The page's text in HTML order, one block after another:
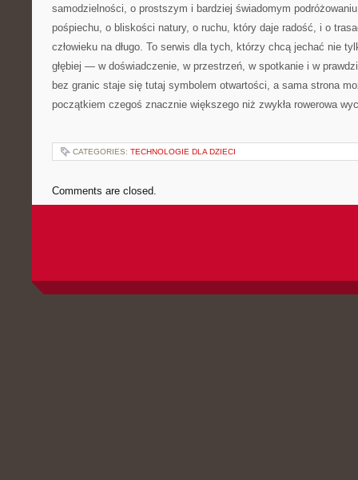
samodzielności, o prostszym i bardziej świadomym
pośpiechu, o bliskości natury, o ruchu, który daje radość, i o
człowieku na długo. To serwis dla tych, którzy chcą jechać nie
głębiej — w doświadczenie, w przestrzeń, w spotkanie i w
bez granic staje się tutaj symbolem otwartości, a sama strona
początkiem czegoś znacznie większego niż zwykła rowerowa
CATEGORIES: TECHNOLOGIE DLA DZIECI
Comments are closed.